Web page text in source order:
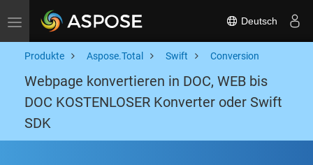
Toggle navigation Deutsch
Produkte Aspose.Total Swift Conversion
Webpage konvertieren in DOC, WEB bis
DOC KOSTENLOSER Konverter oder Swift
SDK